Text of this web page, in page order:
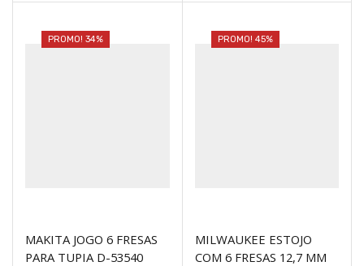
PROMO! 34%
MAKITA JOGO 6 FRESAS
PARA TUPIA D-53540
PROMO! 45%
MILWAUKEE ESTOJO
COM 6 FRESAS 12,7 MM